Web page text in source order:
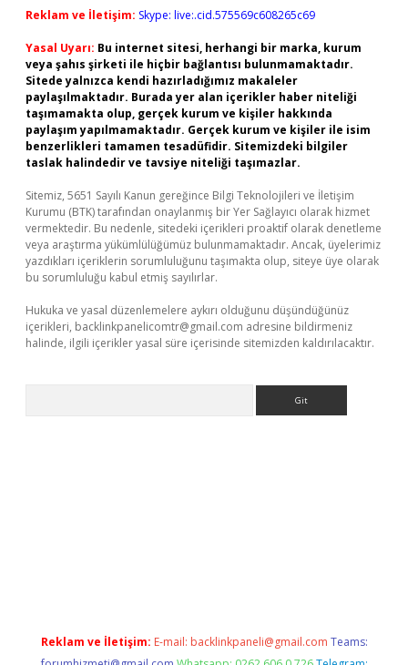
Reklam ve İletişim: Skype: live:.cid.575569c608265c69
Yasal Uyarı: Bu internet sitesi, herhangi bir marka, kurum
veya şahıs şirketi ile hiçbir bağlantısı bulunmamaktadır.
Sitede yalnızca kendi hazırladığımız makaleler
paylaşılmaktadır. Burada yer alan içerikler haber niteliği
taşımamakta olup, gerçek kurum ve kişiler hakkında
paylaşım yapılmamaktadır. Gerçek kurum ve kişiler ile isim
benzerlikleri tamamen tesadüfidir. Sitemizdeki bilgiler
taslak halindedir ve tavsiye niteliği taşımazlar.
Sitemiz, 5651 Sayılı Kanun gereğince Bilgi Teknolojileri ve İletişim
Kurumu (BTK) tarafından onaylanmış bir Yer Sağlayıcı olarak hizmet
vermektedir. Bu nedenle, sitedeki içerikleri proaktif olarak denetleme
veya araştırma yükümlülüğümüz bulunmamaktadır. Ancak, üyelerimiz
yazdıkları içeriklerin sorumluluğunu taşımakta olup, siteye üye olarak
bu sorumluluğu kabul etmiş sayılırlar.
Hukuka ve yasal düzenlemelere aykırı olduğunu düşündüğünüz
içerikleri, backlinkpanelicomtr@gmail.com adresine bildirmeniz
halinde, ilgili içerikler yasal süre içerisinde sitemizden kaldırılacaktır.
Reklam ve İletişim: E-mail: backlinkpaneli@gmail.com Teams: